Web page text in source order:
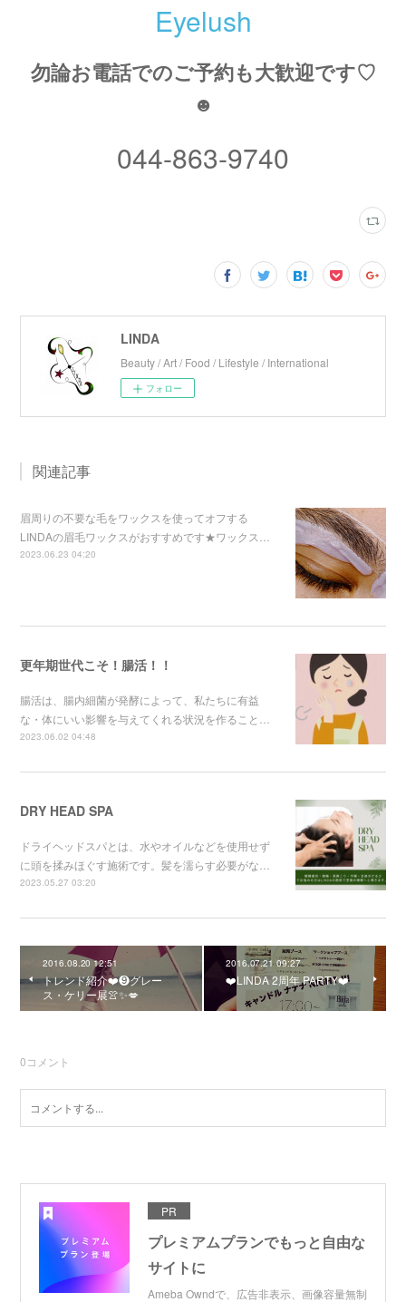
Eyelush
勿論お電話でのご予約も大歓迎です♡
☻
044-863-9740
LINDA
Beauty / Art / Food / Lifestyle / International
フォロー
関連記事
眉周りの不要な毛をワックスを使ってオフする
LINDAの眉毛ワックスがおすすめです★ワックス…
2023.06.23 04:20
更年期世代こそ！腸活！！
腸活は、腸内細菌が発酵によって、私たちに有益
な・体にいい影響を与えてくれる状況を作ること…
2023.06.02 04:48
DRY HEAD SPA
ドライヘッドスパとは、水やオイルなどを使用せず
に頭を揉みほぐす施術です。髪を濡らす必要がな…
2023.05.27 03:20
2016.08.20 12:51
トレンド紹介❤️❾グレー
ス・ケリー展👚✨💋
2016.07.21 09:27
❤️LINDA 2周年 PARTY❤️
0コメント
PR
プレミアムプランでもっと自由な
サイトに
Ameba Owndで、広告非表示、画像容量無制